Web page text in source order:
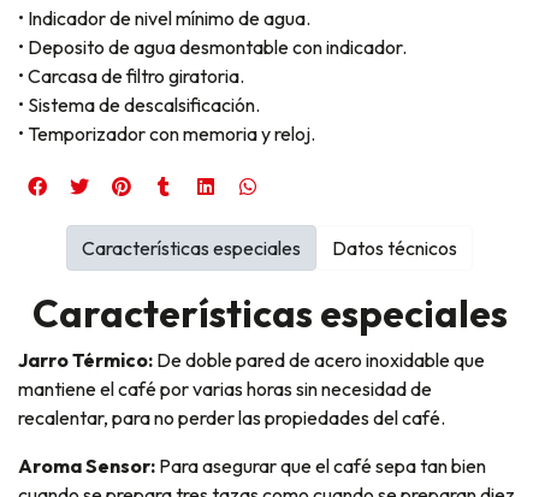
• Indicador de nivel mínimo de agua.
• Deposito de agua desmontable con indicador.
• Carcasa de filtro giratoria.
• Sistema de descalsificación.
• Temporizador con memoria y reloj.
Características especiales
Jarro Térmico: De doble pared de acero inoxidable que
mantiene el café por varias horas sin necesidad de
recalentar, para no perder las propiedades del café.
Aroma Sensor: Para asegurar que el café sepa tan bien
Características especiales Datos técnicos